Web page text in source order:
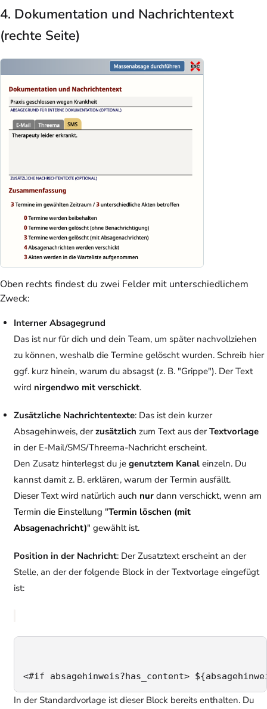
4. Dokumentation und Nachrichtentext
(rechte Seite)
Oben rechts findest du zwei Felder mit unterschiedlichem
Zweck:
Interner Absagegrund
Das ist nur für dich und dein Team, um später nachvollziehen
zu können, weshalb die Termine gelöscht wurden. Schreib hier
ggf. kurz hinein, warum du absagst (z. B. "Grippe"). Der Text
wird nirgendwo mit verschickt.
Zusätzliche Nachrichtentexte: Das ist dein kurzer
Absagehinweis, derzusätzlich zum Text aus derTextvorlage
in der E-Mail/SMS/Threema-Nachricht erscheint.
Den Zusatz hinterlegst du je genutztem Kanaleinzeln. Du
kannst damit z. B. erklären, warum der Termin ausfällt.
Dieser Text wird natürlich auch nurdann verschickt, wenn am
Termin die Einstellung "Termin löschen (mit
Absagenachricht)" gewählt ist.
Position in der Nachricht: Der Zusatztext erscheint an der
Stelle, an der der folgende Block in der Textvorlage eingefügt
ist:
<#if absagehinweis?has_content>
In der Standardvorlage ist dieser Block bereits enthalten. Du